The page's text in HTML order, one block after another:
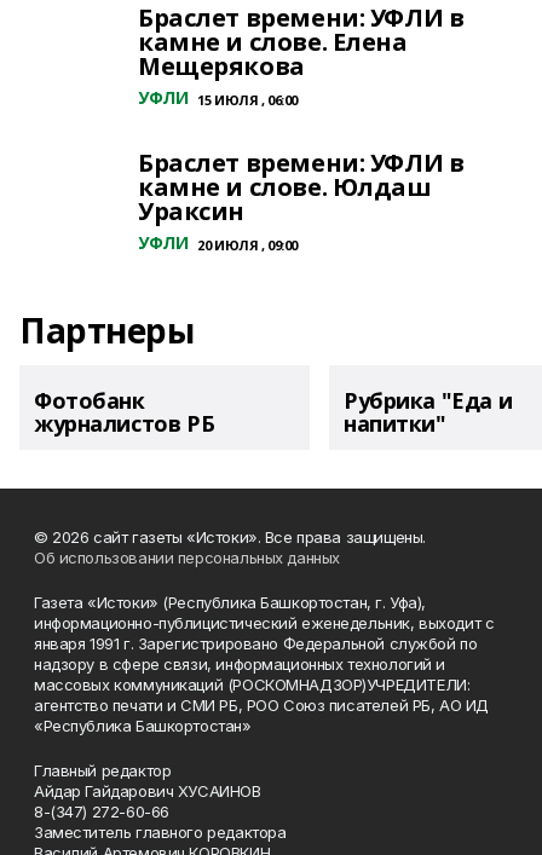
Браслет времени: УФЛИ в
камне и слове. Елена
Мещерякова
УФЛИ 15 ИЮЛЯ , 06:00
Браслет времени: УФЛИ в
камне и слове. Юлдаш
Ураксин
УФЛИ 20 ИЮЛЯ , 09:00
Партнеры
Фотобанк
журналистов РБ
Рубрика "Еда и
напитки"
© 2026 сайт газеты «Истоки». Все права защищены.
Об использовании персональных данных
Газета «Истоки» (Республика Башкортостан, г. Уфа),
информационно-публицистический еженедельник, выходит с
января 1991 г. Зарегистрировано Федеральной службой по
надзору в сфере связи, информационных технологий и
массовых коммуникаций (РОСКОМНАДЗОР)УЧРЕДИТЕЛИ:
агентство печати и СМИ РБ, РОО Союз писателей РБ, АО ИД
«Республика Башкортостан»
Главный редактор
Айдар Гайдарович ХУСАИНОВ
8-(347) 272-60-66
Заместитель главного редактора